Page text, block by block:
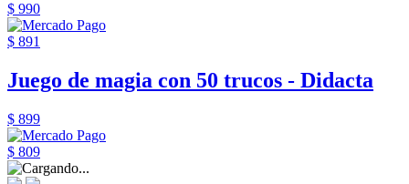
$ 990
$ 891
Juego de magia con 50 trucos - Didacta
$ 899
$ 809